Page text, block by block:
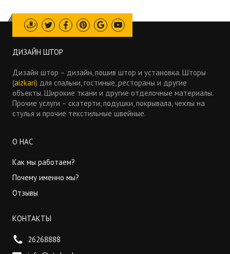
Draugiem
TwitterFacebookPinterest
GoogleYoutube
ДИЗАЙН ШТОР
Дизайн штор – дизайн, пошив штор и установка. Шторы
(aizkari) для спальни, гостиные, рестораны и другие
объекты. Широкие ткани и другие отделочные материалы.
Прочие услуги – скатерти, подушки, покрывала, чехлы на
стулья и прочие текстильные швейные.
О НАС
Как мы работаем?
Почему именно мы?
Отзывы
КОНТАКТЫ
26268888